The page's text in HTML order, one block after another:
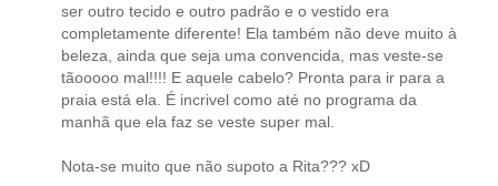
ser outro tecido e outro padrão e o vestido era
completamente diferente! Ela também não deve muito à
beleza, ainda que seja uma convencida, mas veste-se
tãooooo mal!!!! E aquele cabelo? Pronta para ir para a
praia está ela. É incrivel como até no programa da
manhã que ela faz se veste super mal.
Nota-se muito que não supoto a Rita??? xD